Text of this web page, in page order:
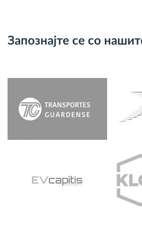
Запознајте се со